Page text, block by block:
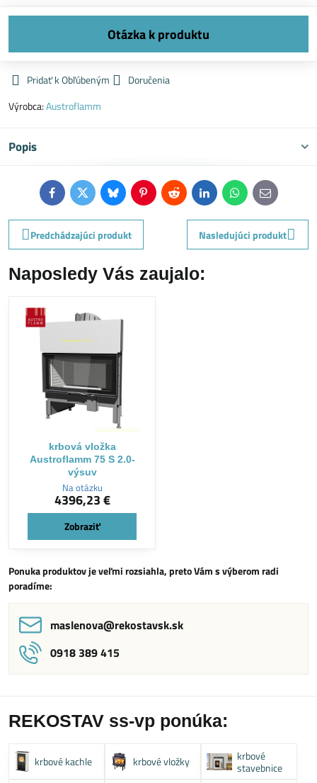
Pridať k Obľúbeným
Doručenia
Výrobca:Austroflamm
Popis
FacebookTwitterBlueskyPinterestReddit LinkedInWhatsApp
E-
mail
Predchádzajúci produkt
Nasledujúci produkt
Naposledy Vás zaujalo:
krbová vložka
Austroflamm 75 S 2.0-
výsuv
Na otázku
4396,23 €
Zobraziť
Ponuka produktov je veľmi rozsiahla, preto Vám s výberom radi
poradíme:
maslenova​@rekostavsk​.sk
0918 389 415
REKOSTAV ss-vp ponúka:
krbové kachle krbové vložky
krbové
stavebnice